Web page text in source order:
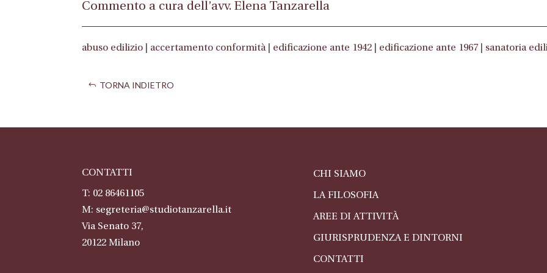
Commento a cura dell’avv. Elena Tanzarella
abuso edilizio accertamento conformità| edificazione ante 1942 edificazione ante 1967 sanatoria
TORNA INDIETRO
CONTATTI
T: 02 86461105
M: segreteria@studiotanzarella.it
Via Senato 37,
20122Milano
CHI SIAMO
LA FILOSOFIA
AREE DI ATTIVITÀ
GIURISPRUDENZA E DINTORNI
CONTATTI